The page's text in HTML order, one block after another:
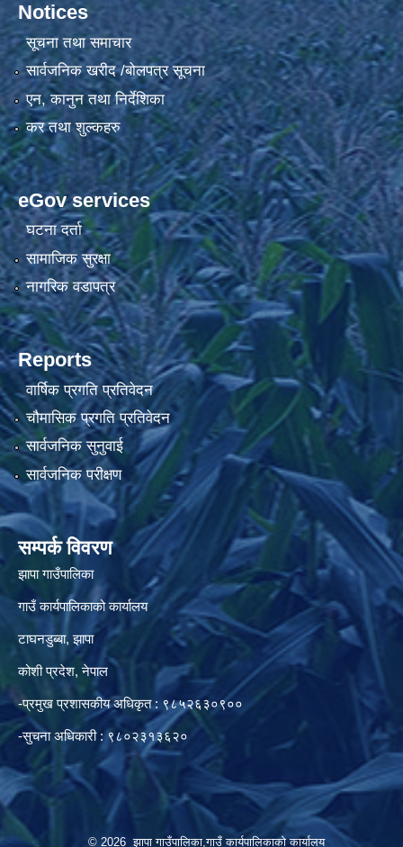
Notices
सूचना तथा समाचार
सार्वजनिक खरीद /बोलपत्र सूचना
एन, कानुन तथा निर्देशिका
कर तथा शुल्कहरु
eGov services
घटना दर्ता
सामाजिक सुरक्षा
नागरिक वडापत्र
Reports
वार्षिक प्रगति प्रतिवेदन
चौमासिक प्रगति प्रतिवेदन
सार्वजनिक सुनुवाई
सार्वजनिक परीक्षण
सम्पर्क विवरण
झापा गाउँपालिका
गाउँ कार्यपालिकाको कार्यालय
टाघनडुब्बा, झापा
कोशी प्रदेश, नेपाल
-प्रमुख प्रशासकीय अधिकृत : ९८५२६३०९००
-सुचना अधिकारी : ९८०२३१३६२०
© 2026 झापा गाउँपालिका,गाउँ कार्यपालिकाको कार्यालय